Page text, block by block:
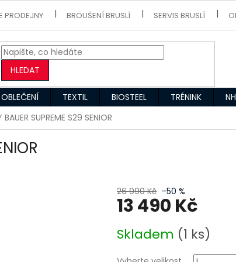
PRODEJNY BROUŠENÍ BRUSLÍ SERVIS BRUSLÍ
HLEDAT
TEXTIL BIOSTEEL TRÉNINK
BAUER SUPREME S29 SENIOR
26 990 Kč –50 %
13 490 Kč
cena:
Skladem (1 ks)